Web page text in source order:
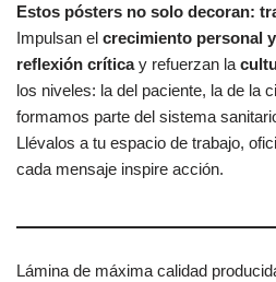
Estos pósters no solo decoran:
Impulsan el crecimiento personal
reflexión críticay refuerzan la
los niveles: la del paciente, la de la
formamos parte del sistema
Llévalos a tu espacio de trabajo,
cada mensaje inspire acción.
Lámina de máxima calidad